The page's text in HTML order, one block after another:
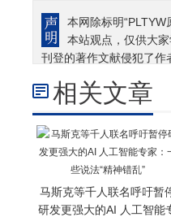
本网除标明
本站观点，仅供大
刊登的著作文献侵犯了
相关文章
马斯克等千人联名呼吁暂
研发更强大的AI 人工智能